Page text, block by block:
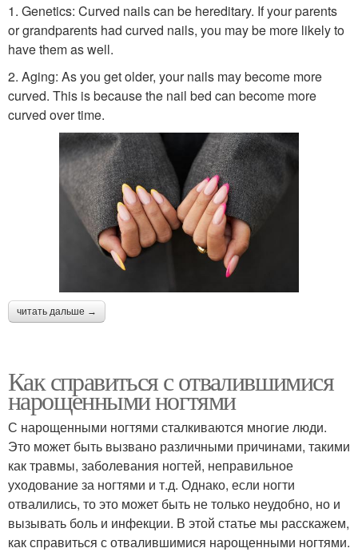
1. Genetics: Curved nails can be hereditary. If your parents
or grandparents had curved nails, you may be more likely to
have them as well.
2. Aging: As you get older, your nails may become more
curved. This is because the nail bed can become more
curved over time.
читать дальше →
Как справиться с отвалившимися
нарощенными ногтями
С нарощенными ногтями сталкиваются многие люди.
Это может быть вызвано различными причинами, такими
как травмы, заболевания ногтей, неправильное
уходование за ногтями и т.д. Однако, если ногти
отвалились, то это может быть не только неудобно, но и
вызывать боль и инфекции. В этой статье мы расскажем,
как справиться с отвалившимися нарощенными ногтями.